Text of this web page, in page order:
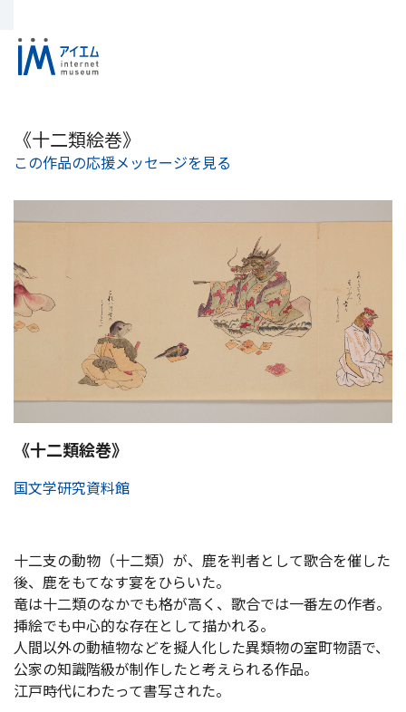
《十二類絵巻》
この作品の応援メッセージを見る
《十二類絵巻》
国文学研究資料館
十二支の動物（十二類）が、鹿を判者として歌合を催した
後、鹿をもてなす宴をひらいた。
竜は十二類のなかでも格が高く、歌合では一番左の作者。
挿絵でも中心的な存在として描かれる。
人間以外の動植物などを擬人化した異類物の室町物語で、
公家の知識階級が制作したと考えられる作品。
江戸時代にわたって書写された。